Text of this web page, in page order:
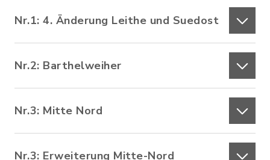
Nr.1: 4. Änderung Leithe und Suedost
Nr.2: Barthelweiher
Nr.3: Mitte Nord
Nr.3: Erweiterung Mitte-Nord